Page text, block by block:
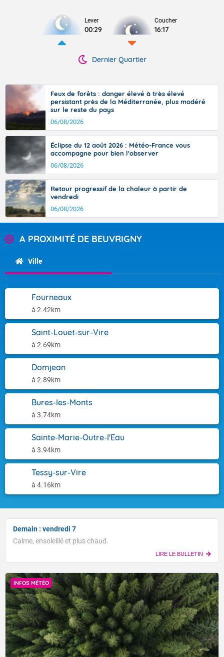
Lever
00:29
Coucher
16:17
Dernier Quartier
Feux de forêts : danger élevé à très élevé
persistant près de la Méditerranée, plus modéré
sur le reste du pays
06/08/2026
Éclipse du 12 août 2026 : Météo-France vous
accompagne pour bien l'observer
06/08/2026
Retour progressif de la chaleur à partir de
vendredi
06/08/2026
A PROXIMITÉ DE BEUVRIGNY
Ville
Fourneaux
à 2.42km
Saint-Louet-sur-Vire
à 2.69km
Domjean
à 2.89km
Bures-les-Monts
à 3.74km
Sainte-Marie-Outre-l'Eau
à 3.94km
Tessy-sur-Vire
à 4.16km
Demain : vendredi 7
Calme, ensoleillé et plus chaud.
LIRE LE BULLETIN
INFOS MÉTÉO